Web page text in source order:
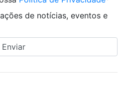
de notícias, eventos e